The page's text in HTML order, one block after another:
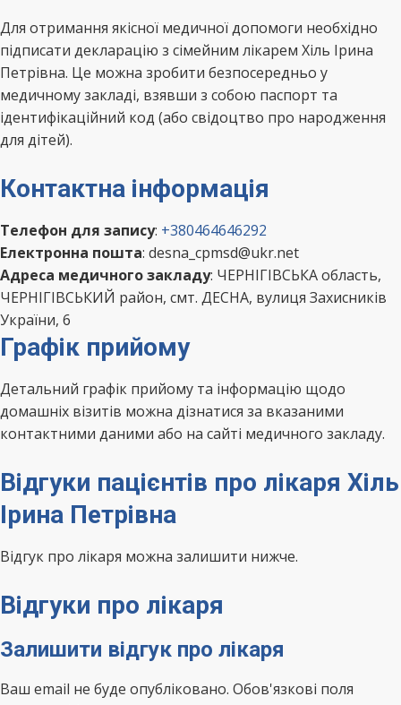
Для отримання якісної медичної допомоги необхідно
підписати декларацію з сімейним лікарем Хіль Ірина
Петрівна. Це можна зробити безпосередньо у
медичному закладі, взявши з собою паспорт та
ідентифікаційний код (або свідоцтво про народження
для дітей).
Контактна інформація
Телефон для запису: +380464646292
Електронна пошта: desna_cpmsd@ukr.net
Адреса медичного закладу: ЧЕРНІГІВСЬКА область,
ЧЕРНІГІВСЬКИЙ район, смт. ДЕСНА, вулиця Захисників
України, 6
Графік прийому
Детальний графік прийому та інформацію щодо
домашніх візитів можна дізнатися за вказаними
контактними даними або на сайті медичного закладу.
Відгуки пацієнтів про лікаря Хіль
Ірина Петрівна
Відгук про лікаря можна залишити нижче.
Відгуки про лікаря
Залишити відгук про лікаря
Ваш email не буде опубліковано. Обов'язкові поля